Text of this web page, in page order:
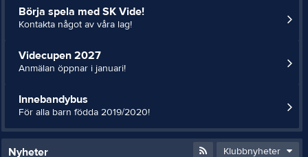
Börja spela med SK Vide!
Kontakta något av våra lag!
Videcupen 2027
Anmälan öppnar i januari!
Innebandybus
För alla barn födda 2019/2020!
Nyheter Klubbnyheter